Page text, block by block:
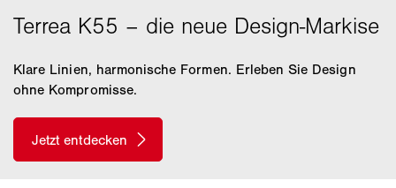
Klare Linien, harmonische Formen. Erleben Sie Design
ohne Kompromisse.